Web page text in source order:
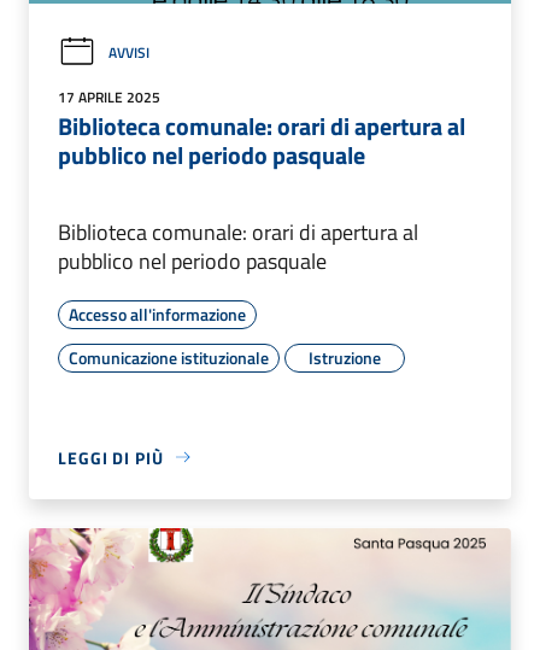
AVVISI
17 APRILE 2025
Biblioteca comunale: orari di apertura al
pubblico nel periodo pasquale
Biblioteca comunale: orari di apertura al
pubblico nel periodo pasquale
Accesso all'informazione
Comunicazione istituzionale
Istruzione
LEGGI DI PIÙ